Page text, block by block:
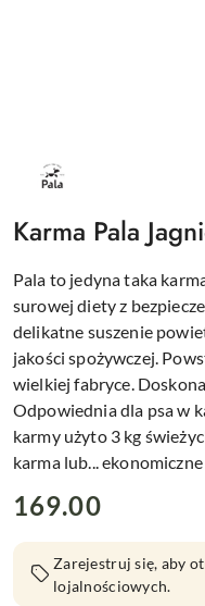
LOGO
PALA
Karma Pala
Pala to jedyna taka
surowej diety z
delikatne suszenie
jakości spożywczej.
wielkiej fabryce.
Odpowiednia dla psa w
karmy użyto 3 kg
karma lub... ekonomiczne
cena:
169.00
Zarejestruj się, aby
lojalnościowych.